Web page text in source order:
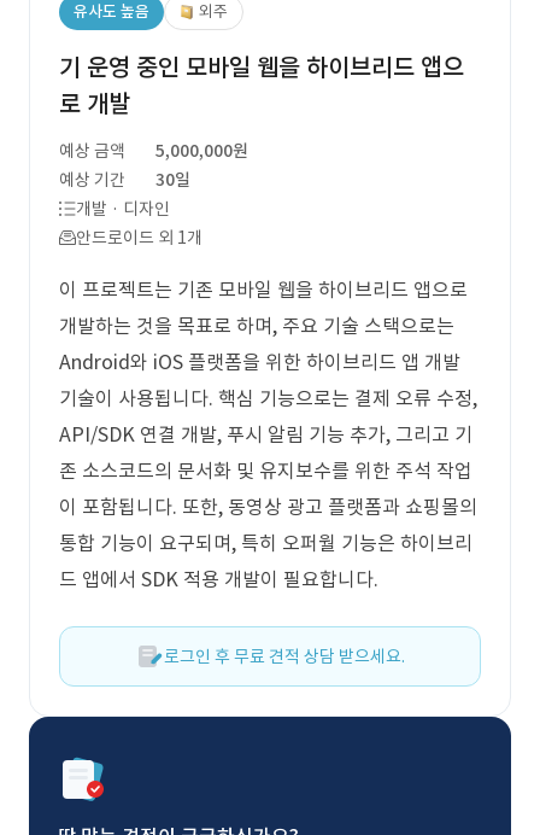
유사도 높음 외주
기 운영 중인 모바일 웹을 하이브리드 앱으
로 개발
예상 금액
5,000,000원
예상 기간
30일
개발 · 디자인
안드로이드 외 1개
이 프로젝트는 기존 모바일 웹을 하이브리드 앱으로
개발하는 것을 목표로 하며, 주요 기술 스택으로는
Android와 iOS 플랫폼을 위한 하이브리드 앱 개발
기술이 사용됩니다. 핵심 기능으로는 결제 오류 수정,
API/SDK 연결 개발, 푸시 알림 기능 추가, 그리고 기
존 소스코드의 문서화 및 유지보수를 위한 주석 작업
이 포함됩니다. 또한, 동영상 광고 플랫폼과 쇼핑몰의
통합 기능이 요구되며, 특히 오퍼월 기능은 하이브리
드 앱에서 SDK 적용 개발이 필요합니다.
로그인 후 무료 견적 상담 받으세요.